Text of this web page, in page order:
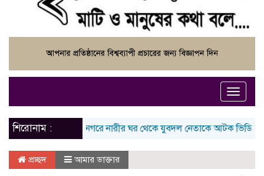
Toggle
শিরোনাম :শ্যামনগরে নারীর ঘর থেকে যুবদল নেতাকে আটক ভিডিও ভাইরাল
প্রচ্ছদ আমার ডাক্তার